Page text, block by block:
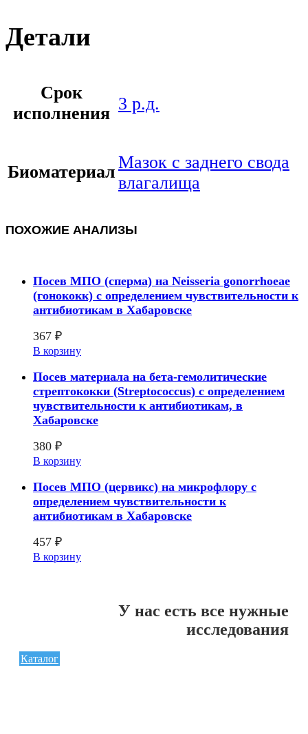
Детали
Срок
исполнения 3 р.д.
БиоматериалМазок с заднего свода
влагалища
ПОХОЖИЕ АНАЛИЗЫ
Посев МПО (сперма) на Neisseria gonorrhoeae
(гонококк) с определением чувcтвительности к
антибиотикам в Хабаровске
367 ₽
В корзину
Посев материала на бета-гемолитические
стрептококки (Streptococcus) с определением
чувcтвительности к антибиотикам, в
Хабаровске
380 ₽
В корзину
Посев МПО (цервикс) на микрофлору с
определением чувcтвительности к
антибиотикам в Хабаровске
457 ₽
В корзину
У нас есть все нужные
исследования
Каталог